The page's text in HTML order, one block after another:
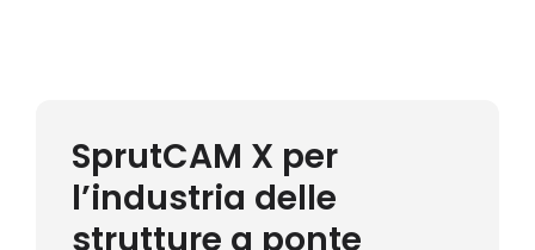
SprutCAM X per
l’industria delle
strutture a ponte